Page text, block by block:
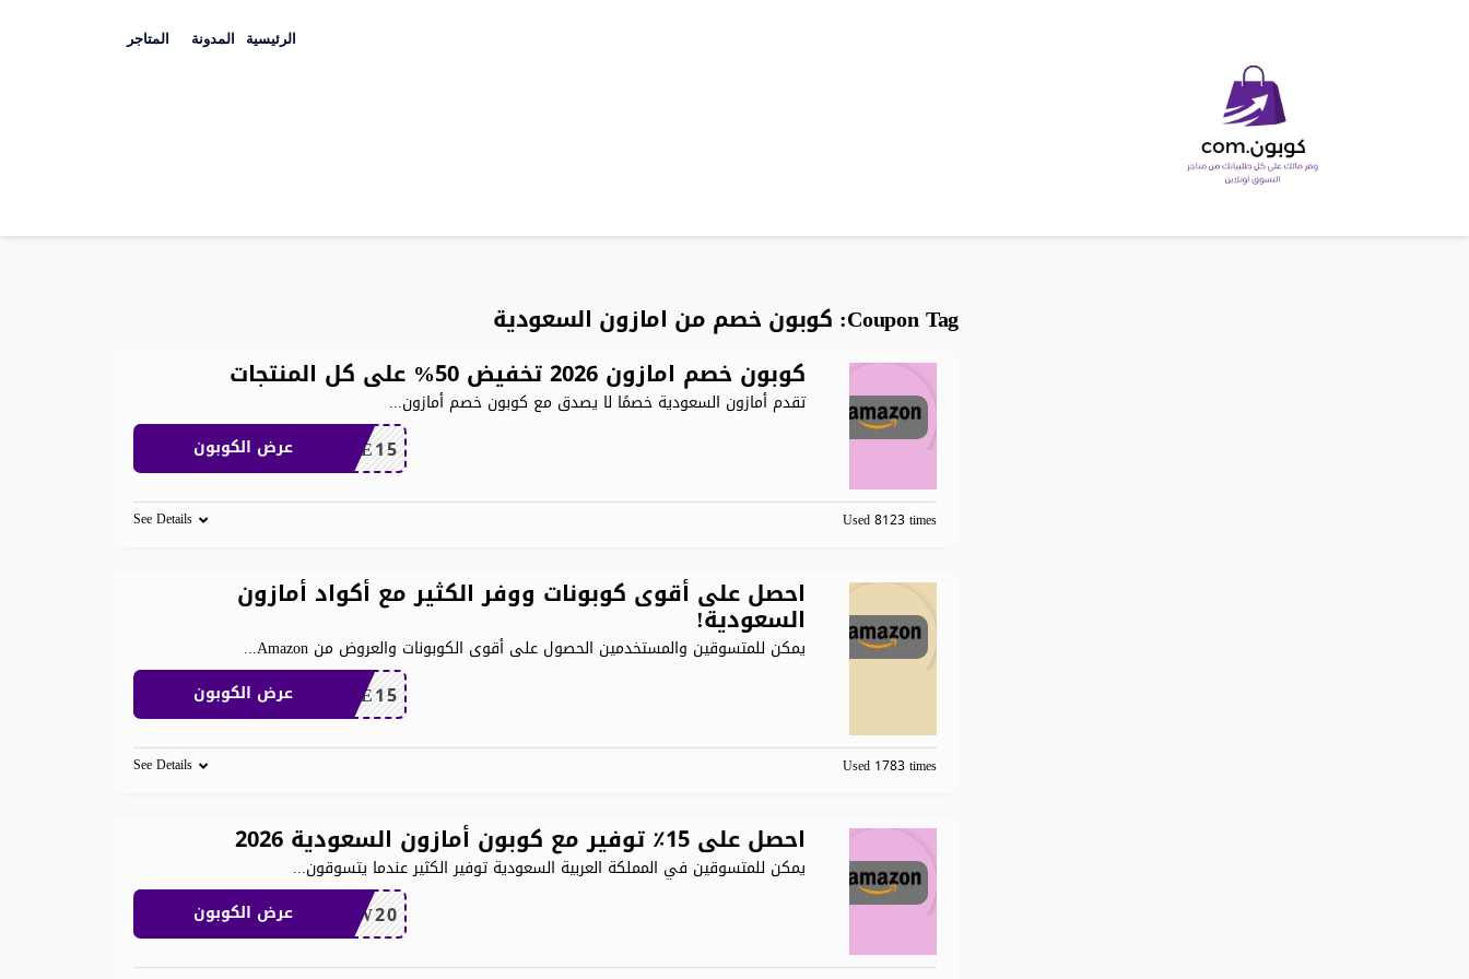
الرئيسية المدونة المتاجر
Coupon Tag: كوبون خصم من امازون السعودية
كوبون خصم امازون 2026 تخفيض 50% على كل المنتجات
تقدم أمازون السعودية خصمًا لا يصدق مع كوبون خصم أمازون...
SAVE15 عرض الكوبون
Used 8123 times
See Details
احصل على أقوى كوبونات ووفر الكثير مع أكواد أمازون
السعودية!
يمكن للمتسوقين والمستخدمين الحصول على أقوى الكوبونات والعروض من Amazon ...
SAVE15 عرض الكوبون
Used 1783 times
See Details
احصل على 15٪ توفير مع كوبون أمازون السعودية 2026
يمكن للمتسوقين في المملكة العربية السعودية توفير الكثير عندما يتسوقون...
NEW20 عرض الكوبون